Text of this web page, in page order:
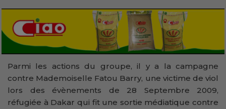
Parmi les actions du groupe, il y a la campagne
contre Mademoiselle Fatou Barry, une victime de viol
lors des évènements de 28 Septembre 2009,
réfugiée à Dakar qui fit une sortie médiatique contre